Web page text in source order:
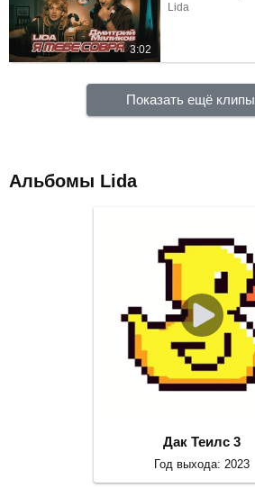
3:02
Lida
Показать ещё клипы
Альбомы Lida
Дак Теилс 3
Год выхода: 2023